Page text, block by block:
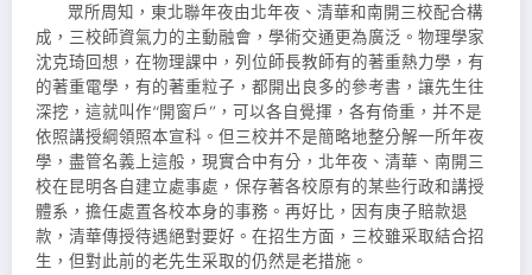
眾所周知，東北聯年夜由北年夜、清華和南開三校配合構
成，三校師資氣力的主動融會，學術交通更為廣泛。物理學家
沈克琦回想，在物理課中，列位師長教師有的著重熱力學，有
的著重電學，有的著重粒子，都開出良多的參考書，讓先生往
深挖，這就叫作“開窗戶”，可以各自覺揮，各有倚重，并不是
依照講授綱領照本宣科。但三校并不是簡略地整分解一所年夜
學，盡管名義上這般，現實合中有分，北年夜、清華、南開三
校在昆明各自建立處事處，保存著各校原有的某些行政和講授
體系，擔任處置各校本身的事務。再好比，因有庚子賠款退
款，清華傳授待遇絕對要好。在招生方面，三校雖采取結合招
生，但對此前的老先生采取的仍然是老措施。